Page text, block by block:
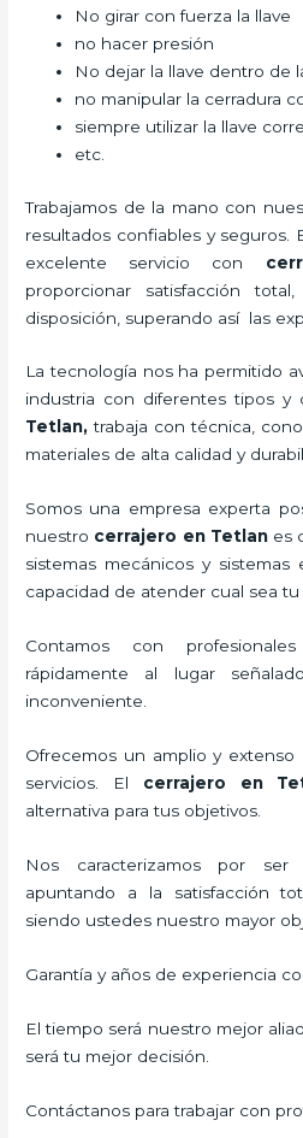
No girar con fuerza la llave
no hacer presión
No dejar la llave dentro de
no manipular la cerradura
siempre utilizar la llave
etc.
Trabajamos de la mano con
resultados confiables y seguros.
excelente servicio con
proporcionar satisfacción total,
disposición, superando así las
La tecnología nos ha permitido
industria con diferentes tipos y
Tetlan,trabaja con técnica,
materiales de alta calidad y
Somos una empresa experta
nuestro cerrajero en Tetlanes
sistemas mecánicos y sistemas
capacidad de atender cual sea tu
Contamos con
rápidamente al lugar
inconveniente.
Ofrecemos un amplio y
servicios. El cerrajero en
alternativa para tus objetivos.
Nos caracterizamos por ser
apuntando a la satisfacción
siendo ustedes nuestro mayor
Garantía y años de experiencia
El tiempo será nuestro mejor
será tu mejor decisión.
Contáctanos para trabajar con